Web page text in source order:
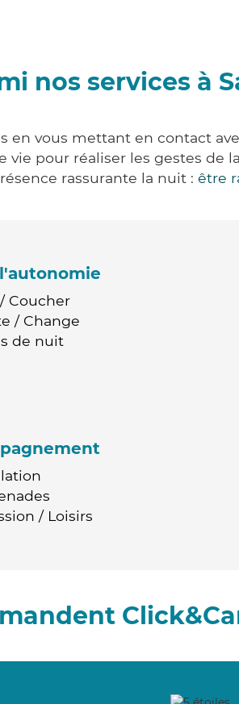
nos services à
en vous mettant en contact
vie pour réaliser les gestes
rassurante la nuit : être
Coucher
/ Change
de nuit
/ Loisirs